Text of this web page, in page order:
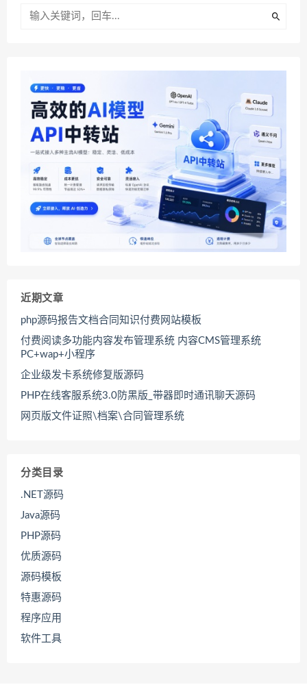
近期文章
php源码报告文档合同知识付费网站模板
付费阅读多功能内容发布管理系统 内容CMS管理系统
PC+wap+小程序
企业级发卡系统修复版源码
PHP在线客服系统3.0防黑版_带器即时通讯聊天源码
网页版文件证照\档案\合同管理系统
分类目录
.NET源码
Java源码
PHP源码
优质源码
源码模板
特惠源码
程序应用
软件工具